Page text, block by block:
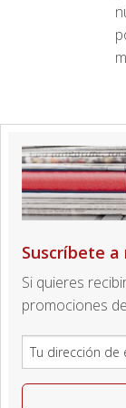
Suscríbete
Si quieres
promociones